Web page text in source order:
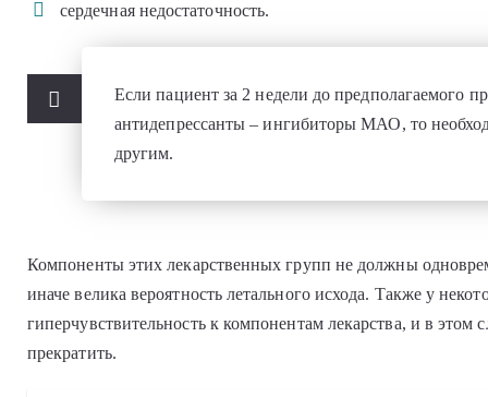
сердечная недостаточность.
Если пациент за 2 недели до предполагаемого
антидепрессанты – ингибиторы МАО, то
другим.
Компоненты этих лекарственных групп не должны
иначе велика вероятность летального исхода. Также у
гиперчувствительность к компонентам лекарства, и в этом
прекратить.